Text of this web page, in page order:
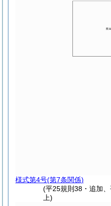
様式第4号(第7条関係)
(平25規則38・追加
上)